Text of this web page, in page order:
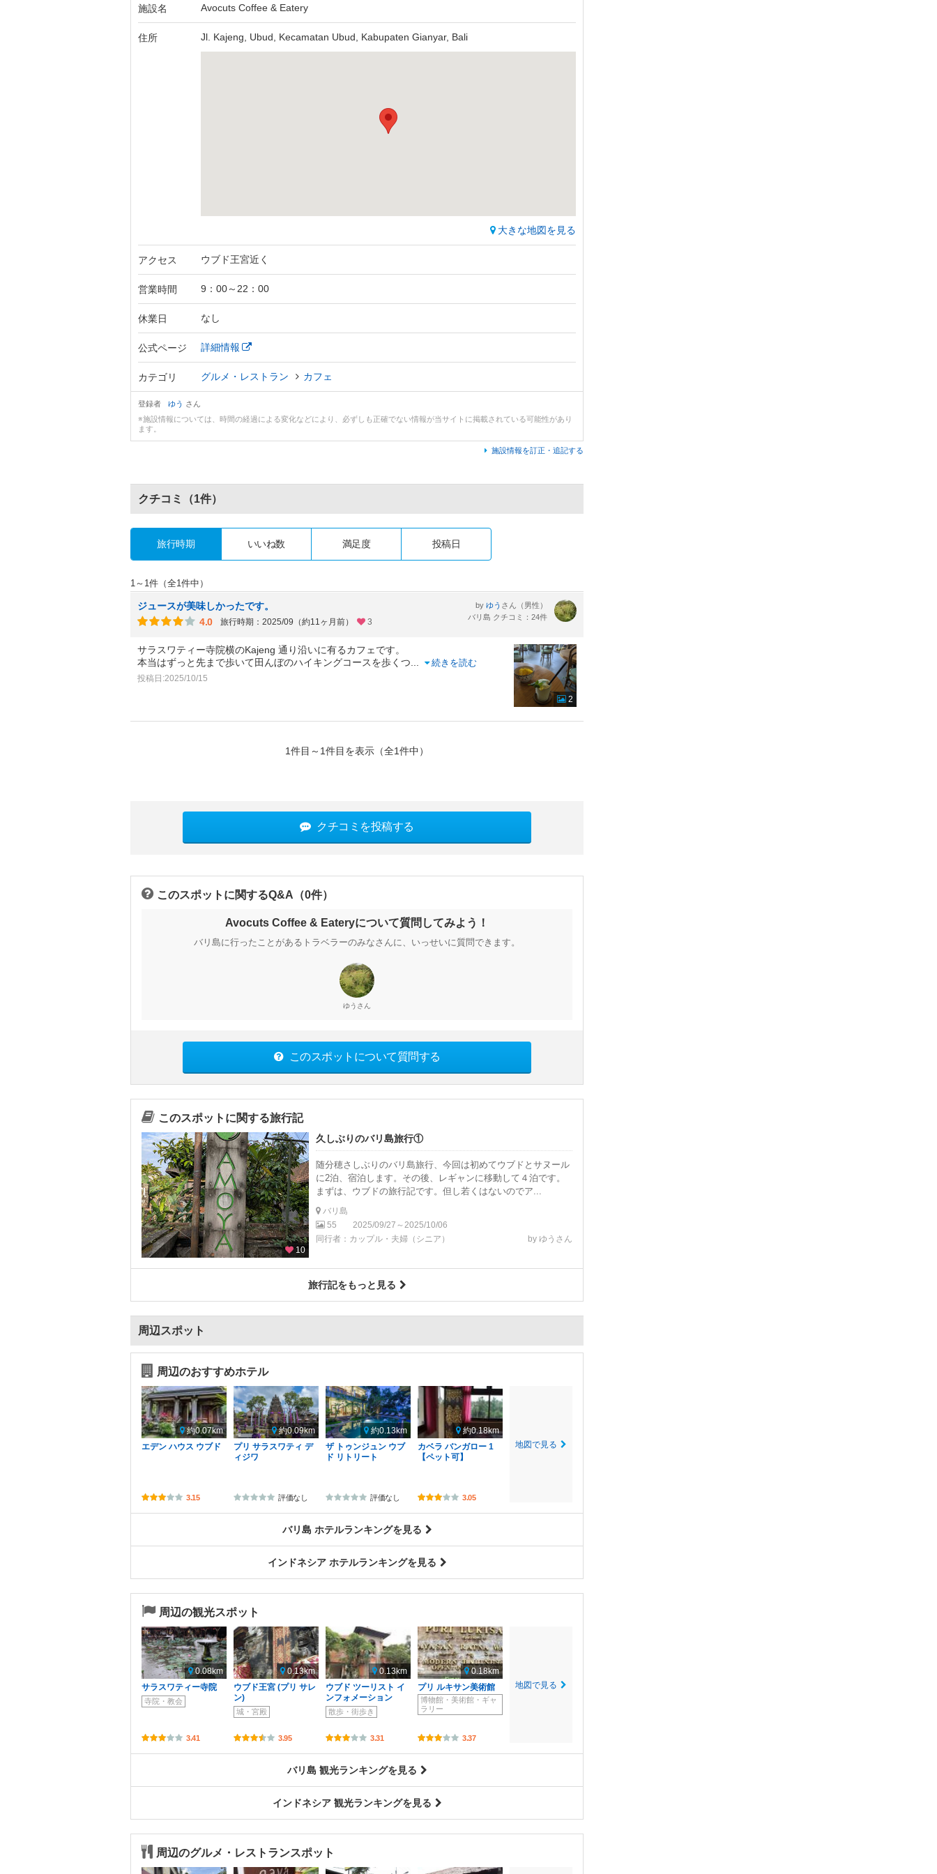
施設名 Avocuts Coffee & Eatery
住所 Jl. Kajeng, Ubud, Kecamatan Ubud, Kabupaten Gianyar, Bali
大きな地図を見る
アクセス ウブド王宮近く
営業時間 9：00～22：00
休業日 なし
公式ページ 詳細情報
カテゴリ グルメ・レストラン カフェ
登録者 ゆう さん
※施設情報については、時間の経過による変化などにより、必ずしも正確でない情報が当サイトに掲載されている可能性があり
ます。
施設情報を訂正・追記する
クチコミ （1件）
旅行時期 いいね数 満足度 投稿日
1～1件（全1件中）
ジュースが美味しかったです。
4.0
旅行時期：2025/09（約11ヶ月前） 3
by ゆう さん（男性）
バリ島 クチコミ：24件
サラスワティー寺院横のKajeng 通り沿いに有るカフェです。
本当はずっと先まで歩いて田んぼのハイキングコースを歩くつ
続きを読む
投稿日:2025/10/15
2
1件目～1件目を表示（全1件中）
クチコミを投稿する
このスポットに関するQ&A（0件）
Avocuts Coffee & Eateryについて質問してみよう！
バリ島に行ったことがあるトラベラーのみなさんに、いっせいに質問できます。
ゆう さん
このスポットについて質問する
このスポットに関する旅行記
10
久しぶりのバリ島旅行①
随分穂さしぶりのバリ島旅行、今回は初めてウブドとサヌール
に2泊、宿泊します。その後、レギャンに移動して４泊です。
まずは、ウブドの旅行記です。但し若くはないのでア...
バリ島
55
2025/09/27～2025/10/06
同行者：カップル・夫婦（シニア）
by ゆうさん
旅行記をもっと見る
周辺スポット
周辺のおすすめホテル
約0.07km
エデン ハウス ウブド
3.15
約0.09km
プリ サラスワティ デ
ィジワ
評価なし
約0.13km
ザ トゥンジュン ウブ
ド リトリート
評価なし
約0.18km
カベラ バンガロー 1
【ペット可】
3.05
地図で見る
バリ島 ホテルランキングを見る
インドネシア ホテルランキングを見る
周辺の観光スポット
0.08km
サラスワティー寺院
寺院・教会
3.41
0.13km
ウブド王宮 (プリ サレ
ン)
城・宮殿
3.95
0.13km
ウブド ツーリスト イ
ンフォメーション
散歩・街歩き
3.31
0.18km
プリ ルキサン美術館
博物館・美術館・ギャ
ラリー
3.37
地図で見る
バリ島 観光ランキングを見る
インドネシア 観光ランキングを見る
周辺のグルメ・レストランスポット